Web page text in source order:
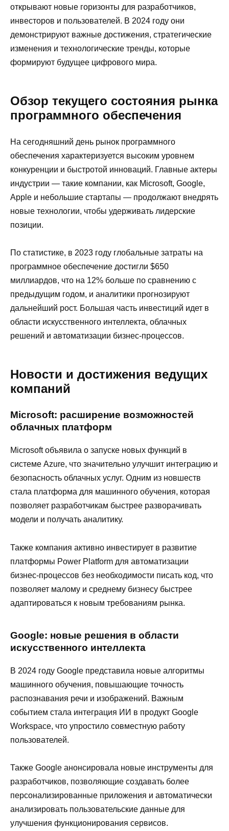
открывают новые горизонты для разработчиков,
инвесторов и пользователей. В 2024 году они
демонстрируют важные достижения, стратегические
изменения и технологические тренды, которые
формируют будущее цифрового мира.
Обзор текущего состояния рынка
программного обеспечения
На сегодняшний день рынок программного
обеспечения характеризуется высоким уровнем
конкуренции и быстротой инноваций. Главные актеры
индустрии — такие компании, как Microsoft, Google,
Apple и небольшие стартапы — продолжают внедрять
новые технологии, чтобы удерживать лидерские
позиции.
По статистике, в 2023 году глобальные затраты на
программное обеспечение достигли $650
миллиардов, что на 12% больше по сравнению с
предыдущим годом, и аналитики прогнозируют
дальнейший рост. Большая часть инвестиций идет в
области искусственного интеллекта, облачных
решений и автоматизации бизнес-процессов.
Новости и достижения ведущих
компаний
Microsoft: расширение возможностей
облачных платформ
Microsoft объявила о запуске новых функций в
системе Azure, что значительно улучшит интеграцию и
безопасность облачных услуг. Одним из новшеств
стала платформа для машинного обучения, которая
позволяет разработчикам быстрее разворачивать
модели и получать аналитику.
Также компания активно инвестирует в развитие
платформы Power Platform для автоматизации
бизнес-процессов без необходимости писать код, что
позволяет малому и среднему бизнесу быстрее
адаптироваться к новым требованиям рынка.
Google: новые решения в области
искусственного интеллекта
В 2024 году Google представила новые алгоритмы
машинного обучения, повышающие точность
распознавания речи и изображений. Важным
событием стала интеграция ИИ в продукт Google
Workspace, что упростило совместную работу
пользователей.
Также Google анонсировала новые инструменты для
разработчиков, позволяющие создавать более
персонализированные приложения и автоматически
анализировать пользовательские данные для
улучшения функционирования сервисов.